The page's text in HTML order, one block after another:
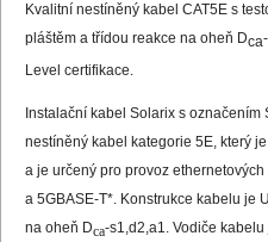
Kvalitní nestíněný kabel CAT5E s
pláštěm a třídou reakce na oheň Dca
Level certifikace.
Instalační kabel Solarix s
nestíněný kabel kategorie 5E, který
a je určený pro provoz
a 5GBASE-T*. Konstrukce kabelu je
na oheň Dca-s1,d2,a1. Vodiče